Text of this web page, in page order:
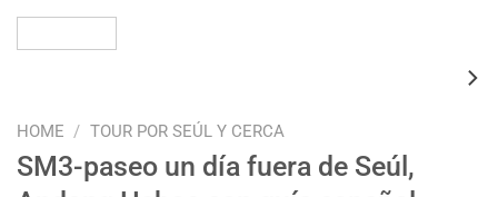
HOME / TOUR POR SEÚL Y CERCA
SM3-paseo un día fuera de Seúl,